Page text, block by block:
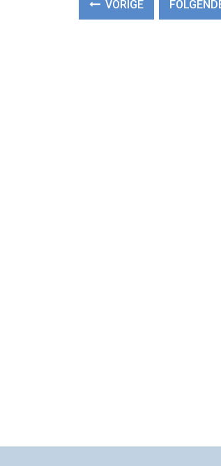
VORIGE